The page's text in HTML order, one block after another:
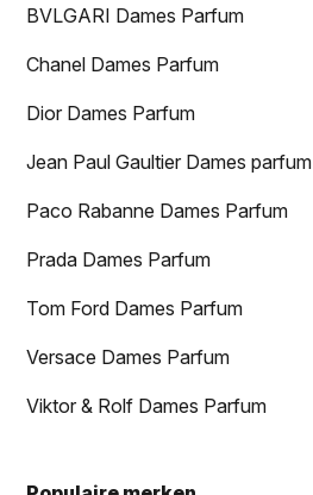
BVLGARI Dames Parfum
Chanel Dames Parfum
Dior Dames Parfum
Jean Paul Gaultier Dames parfum
Paco Rabanne Dames Parfum
Prada Dames Parfum
Tom Ford Dames Parfum
Versace Dames Parfum
Viktor & Rolf Dames Parfum